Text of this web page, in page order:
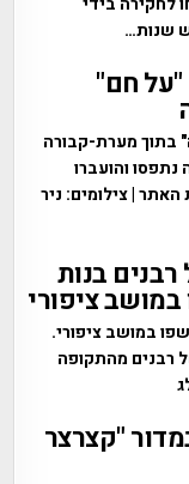
שנות…
"על חם"
בתוך מערת-קבורה
והועברו
| צילומים: ניר
בנות
, כבנות 1700 שנה נחשפו במושב ציפורי.
רבנים מהתקופה
"קצרצר